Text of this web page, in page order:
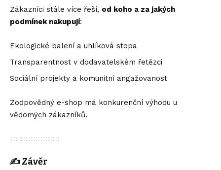
Zákazníci stále více řeší, od koho a za jakých
podmínek nakupují:
Ekologické balení a uhlíková stopa
Transparentnost v dodavatelském řetězci
Sociální projekty a komunitní angažovanost
Zodpovědný e-shop má konkurenční výhodu u
vědomých zákazníků.
✍️Závěr